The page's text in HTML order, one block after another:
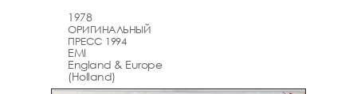
1978
ОРИГИНАЛЬНЫЙ
ПРЕСС 1994
EMI
England & Europe
(Holland)